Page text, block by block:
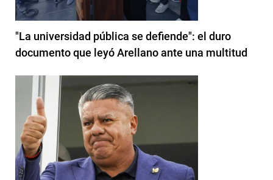
"La universidad pública se defiende": el duro
documento que leyó Arellano ante una multitud